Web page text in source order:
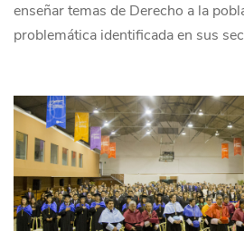
enseñar temas de Derecho a la
problemática identificada en sus